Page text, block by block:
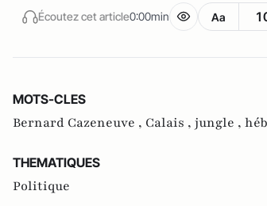
Écoutez cet article0:00min Aa
MOTS-CLES
Bernard Cazeneuve , Calais , jungle ,
THEMATIQUES
Politique